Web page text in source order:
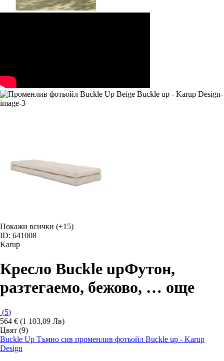
Покажи всички (+15)
ID: 641008
Karup
Кресло Buckle upФутон,
разтегаемо, бежово, … още
(5)
564 € (1 103,09 Лв)
Цвят (9)
Buckle Up Тъмно сив променлив фотьойл Buckle up - Karup
Design